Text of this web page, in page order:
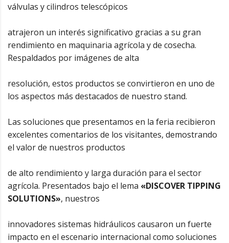
válvulas y cilindros telescópicos
atrajeron un interés significativo gracias a su gran
rendimiento en maquinaria agrícola y de cosecha.
Respaldados por imágenes de alta
resolución, estos productos se convirtieron en uno de
los aspectos más destacados de nuestro stand.
Las soluciones que presentamos en la feria recibieron
excelentes comentarios de los visitantes, demostrando
el valor de nuestros productos
de alto rendimiento y larga duración para el sector
agrícola. Presentados bajo el lema «DISCOVER TIPPING
SOLUTIONS», nuestros
innovadores sistemas hidráulicos causaron un fuerte
impacto en el escenario internacional como soluciones